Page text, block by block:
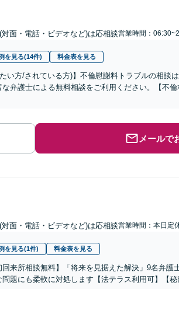
面・電話・ビデオなど)は応相談営業時間：
を見る(14件) 料金表を見る
い方/されている方)】不倫慰謝料トラブルの相談
弁護士による無料相談をご利用ください。【不
メールで
面・電話・ビデオなど)は応相談営業時間：本日定
を見る(1件) 料金表を見る
来所相談無料】「将来を見据えた解決」9名弁護
題にも柔軟に対処します【法テラス利用可】【秘